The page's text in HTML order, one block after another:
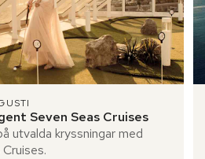
Seven Seas Cruises
utvalda kryssningar med